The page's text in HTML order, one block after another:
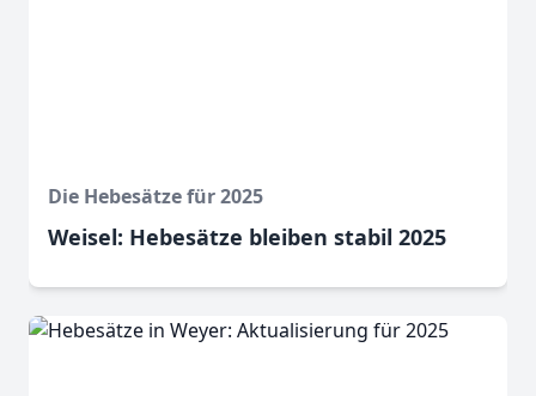
Die Hebesätze für 2025
Weisel: Hebesätze bleiben stabil 2025